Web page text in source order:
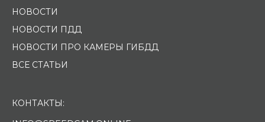
НОВОСТИ
НОВОСТИ ПДД
НОВОСТИ ПРО КАМЕРЫ ГИБДД
ВСЕ СТАТЬИ
КОНТАКТЫ: